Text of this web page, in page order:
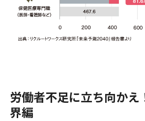
労働者不足に立ち向かえ
界編